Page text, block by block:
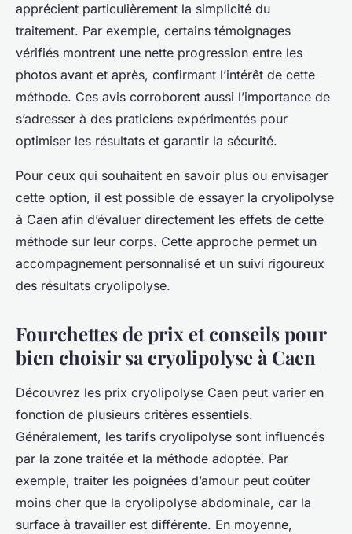
apprécient particulièrement la simplicité du
traitement. Par exemple, certains témoignages
vérifiés montrent une nette progression entre les
photos avant et après, confirmant l’intérêt de cette
méthode. Ces avis corroborent aussi l’importance de
s’adresser à des praticiens expérimentés pour
optimiser les résultats et garantir la sécurité.
Pour ceux qui souhaitent en savoir plus ou envisager
cette option, il est possible de essayer la cryolipolyse
à Caen afin d’évaluer directement les effets de cette
méthode sur leur corps. Cette approche permet un
accompagnement personnalisé et un suivi rigoureux
des résultats cryolipolyse.
Fourchettes de prix et conseils pour
bien choisir sa cryolipolyse à Caen
Découvrez les prix cryolipolyse Caen peut varier en
fonction de plusieurs critères essentiels.
Généralement, les tarifs cryolipolyse sont influencés
par la zone traitée et la méthode adoptée. Par
exemple, traiter les poignées d’amour peut coûter
moins cher que la cryolipolyse abdominale, car la
surface à travailler est différente. En moyenne,